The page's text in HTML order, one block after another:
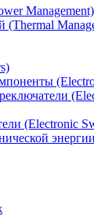
Management)
(Thermal
(Electronic